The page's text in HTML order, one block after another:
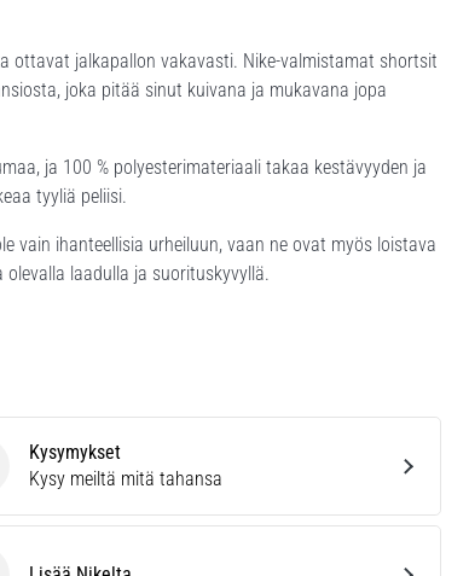
ottavat jalkapallon vakavasti. Nike-valmistamat shortsit
joka pitää sinut kuivana ja mukavana jopa
ja 100 % polyesterimateriaali takaa kestävyyden ja
tyyliä peliisi.
vain ihanteellisia urheiluun, vaan ne ovat myös loistava
laadulla ja suorituskyvyllä.
Kysymykset
Kysy meiltä mitä tahansa